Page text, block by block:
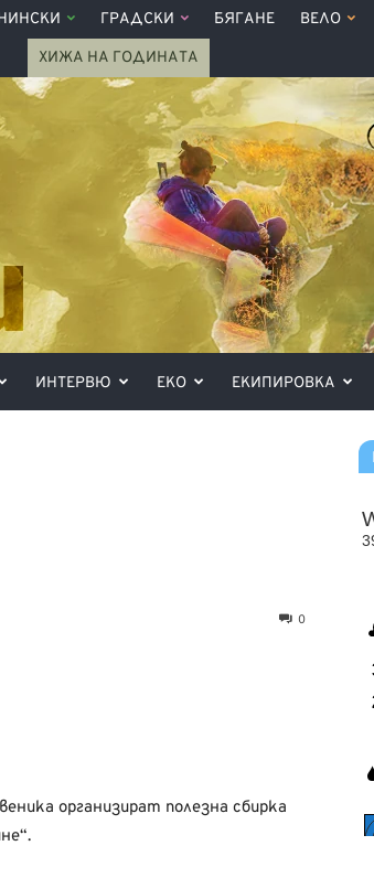
ГРАДСКИ БЯГАНЕ ВЕЛО
ХИЖА НА ГОДИНАТА
ИНТЕРВЮ ЕКО ЕКИПИРОВКА
0
организират полезна сбирка